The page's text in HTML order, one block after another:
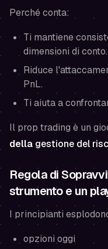
Perché conta:
Ti mantiene
dimensioni di conto.
Riduce
PnL.
Ti aiuta a
Il prop trading è un
della gestione del
Regola di
strumento e un
I principianti
opzioni oggi